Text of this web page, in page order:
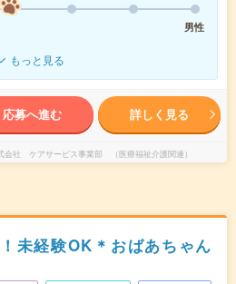
男性
もっと見る
応募へ進む 詳しく見る
会社 ケアサービス事業部 （医療福祉介護関連）
未経験OK＊おばあちゃん